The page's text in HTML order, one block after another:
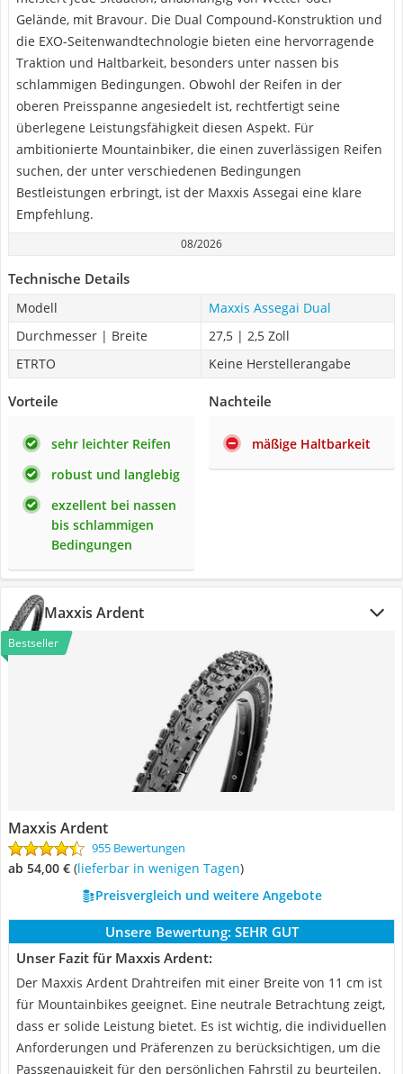
Gelände, mit Bravour. Die Dual Compound-Konstruktion und
die EXO-Seitenwandtechnologie bieten eine hervorragende
Traktion und Haltbarkeit, besonders unter nassen bis
schlammigen Bedingungen. Obwohl der Reifen in der
oberen Preisspanne angesiedelt ist, rechtfertigt seine
überlegene Leistungsfähigkeit diesen Aspekt. Für
ambitionierte Mountainbiker, die einen zuverlässigen Reifen
suchen, der unter verschiedenen Bedingungen
Bestleistungen erbringt, ist der Maxxis Assegai eine klare
Empfehlung.
08/2026
Technische Details
Modell
Maxxis Assegai Dual
Durchmesser | Breite
27,5 | 2,5 Zoll
ETRTO
Keine Herstellerangabe
Vorteile
sehr leichter Reifen
robust und langlebig
exzellent bei nassen
bis schlammigen
Bedingungen
Nachteile
mäßige Haltbarkeit
Maxxis Ardent
Bestseller
Maxxis Ardent
955 Bewertungen
ab 54,00 € ( Lieferbar in wenigen Tagen)
Preisvergleich und weitere Angebote
Unsere Bewertung: SEHR GUT
Unser Fazit für Maxxis Ardent:
Der Maxxis Ardent Drahtreifen mit einer Breite von 11 cm ist
für Mountainbikes geeignet. Eine neutrale Betrachtung zeigt,
dass er solide Leistung bietet. Es ist wichtig, die individuellen
Anforderungen und Präferenzen zu berücksichtigen, um die
Passgenauigkeit für den persönlichen Fahrstil zu beurteilen.